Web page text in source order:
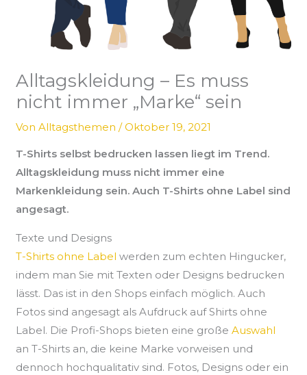
Alltagskleidung – Es muss
nicht immer „Marke“ sein
VonAlltagsthemen/Oktober 19, 2021
T-Shirts selbst bedrucken lassen liegt im Trend.
Alltagskleidung muss nicht immer eine
Markenkleidung sein. Auch T-Shirts ohne Label sind
angesagt.
Texte und Designs
T-Shirts ohne Label werden zum echten Hingucker,
indem man Sie mit Texten oder Designs bedrucken
lässt. Das ist in den Shops einfach möglich. Auch
Fotos sind angesagt als Aufdruck auf Shirts ohne
Label. Die Profi-Shops bieten eine großeAuswahl
an T-Shirts an, die keine Marke vorweisen und
dennoch hochqualitativ sind. Fotos, Designs oder ein